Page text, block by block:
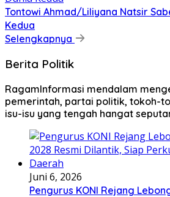
Tontowi Ahmad/Liliyana Natsir
Kedua
Selengkapnya
Berita Politik
RagamInformasi mendalam
pemerintah, partai politik, tokoh-
isu-isu yang tengah hangat
Juni 6, 2026
Pengurus KONI Rejang